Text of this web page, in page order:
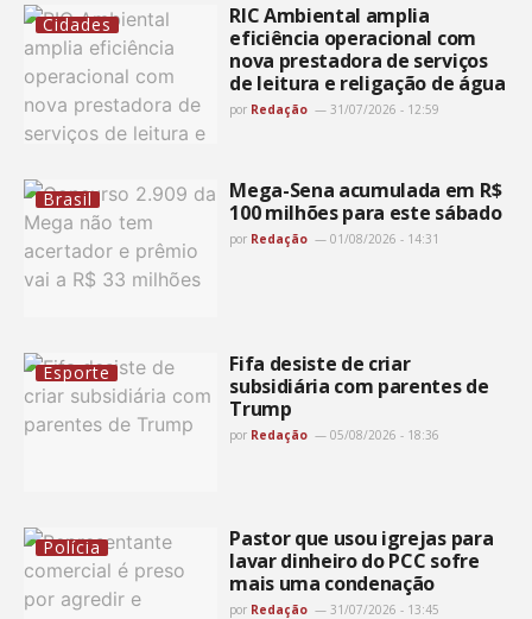
Cidades
RIC Ambiental amplia
eficiência operacional com
nova prestadora de serviços
de leitura e religação de água
por Redação 31/07/2026 - 12:59
Brasil
Mega-Sena acumulada em R$
100 milhões para este sábado
por Redação 01/08/2026 - 14:31
Esporte
Fifa desiste de criar
subsidiária com parentes de
Trump
por Redação 05/08/2026 - 18:36
Polícia
Pastor que usou igrejas para
lavar dinheiro do PCC sofre
mais uma condenação
por Redação 31/07/2026 - 13:45